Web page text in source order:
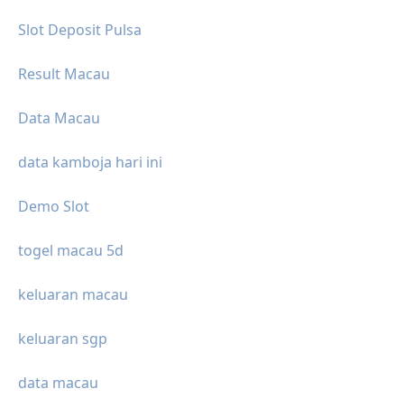
Slot Deposit Pulsa
Result Macau
Data Macau
data kamboja hari ini
Demo Slot
togel macau 5d
keluaran macau
keluaran sgp
data macau